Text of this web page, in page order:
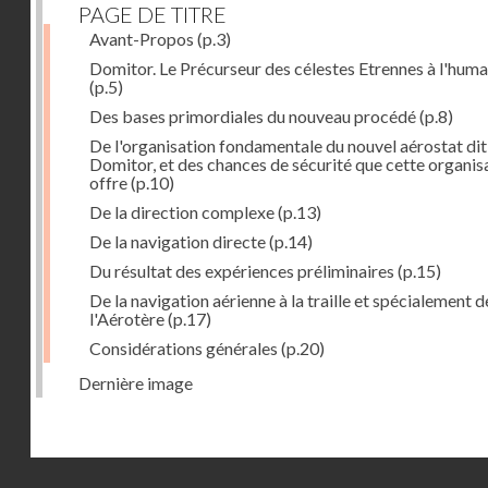
PAGE DE TITRE
Avant-Propos (p.3)
Domitor. Le Précurseur des célestes Etrennes à
(p.5)
Des bases primordiales du nouveau procédé(p.8)
De l'organisation fondamentale du nouvel aérostat dit
Domitor, et des chances de sécurité que cette
offre(p.10)
De la direction complexe(p.13)
De la navigation directe(p.14)
Du résultat des expériences préliminaires (p.15)
De la navigation aérienne à la traille et spécialement
l'Aérotère(p.17)
Considérations générales (p.20)
Dernière image